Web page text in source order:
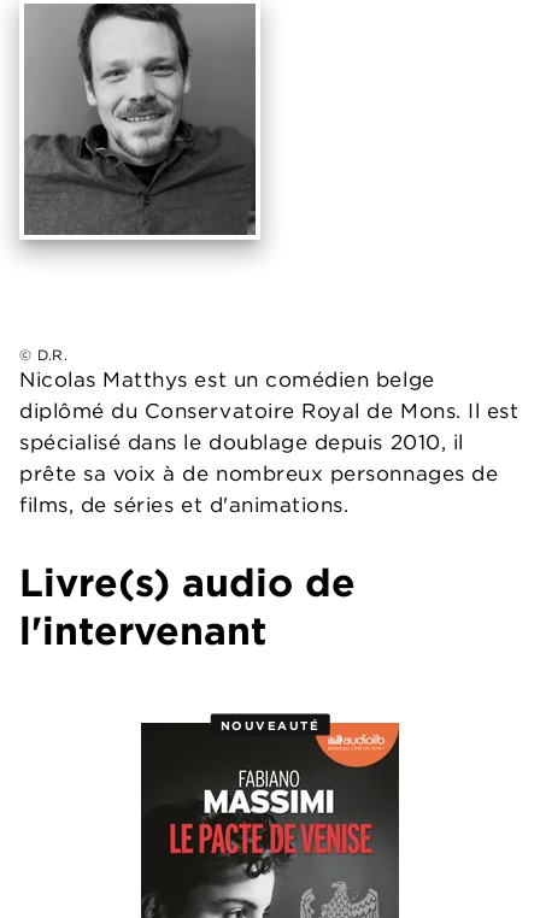
Nicolas Matthys est un comédien belge
diplômé du Conservatoire Royal de Mons. Il est
spécialisé dans le doublage depuis 2010, il
prête sa voix à de nombreux personnages de
films, de séries et d'animations.
© D.R.
Livre(s) audio de
l'intervenant
NOUVEAUTÉ